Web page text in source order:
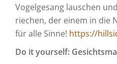
Vogelgesang lauschen
riechen, der einem in die
für alle Sinne! https://
Do it yourself: